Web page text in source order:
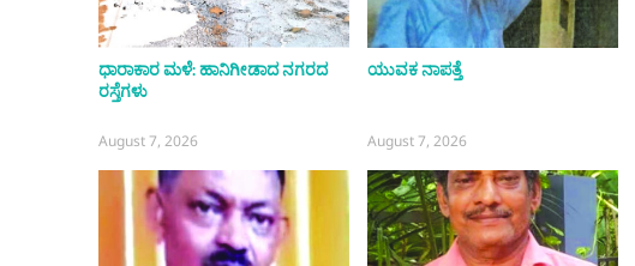
ಧಾರಾಕಾರ ಮಳೆ: ಹಾನಿಗೀಡಾದ ನಗರದ
ರಸ್ತೆಗಳು
August 7, 2026
ಯುವಕ ನಾಪತ್ತೆ
August 7, 2026